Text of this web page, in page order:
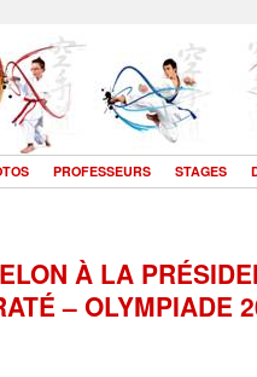
PROFESSEURS STAGES
À LA
– OLYMPIADE